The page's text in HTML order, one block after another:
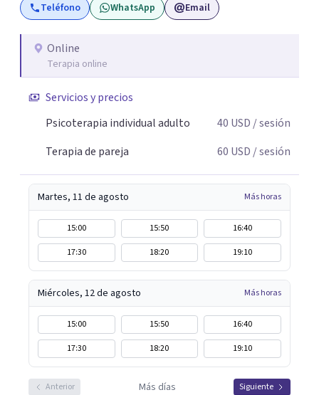
Teléfono WhatsApp Email
Online
Terapia online
Servicios y precios
Psicoterapia individual adulto
40 USD / sesión
Terapia de pareja
60 USD / sesión
Martes, 11 de agosto Más horas
15:00 15:50
16:40
17:30
18:20 19:10
Miércoles, 12 de agosto Más horas
15:00 15:50
16:40
17:30
18:20 19:10
Anterior Más días Siguiente